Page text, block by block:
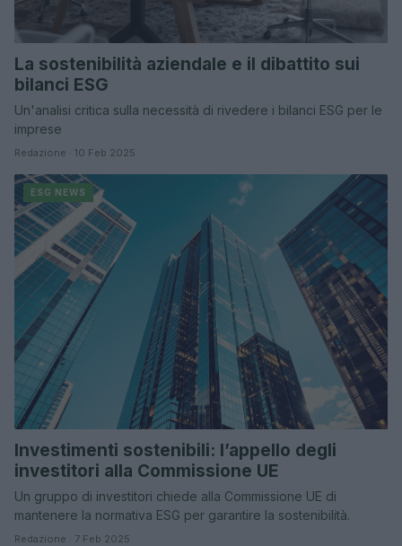
La sostenibilità aziendale e il dibattito sui
bilanci ESG
Un'analisi critica sulla necessità di rivedere i bilanci ESG per le
imprese
Redazione · 10 Feb 2025
ESG NEWS
Investimenti sostenibili: l’appello degli
investitori alla Commissione UE
Un gruppo di investitori chiede alla Commissione UE di
mantenere la normativa ESG per garantire la sostenibilità.
Redazione · 7 Feb 2025